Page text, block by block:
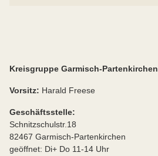
Kreisgruppe Garmisch-Partenkirchen
Vorsitz: Harald Freese
Geschäftsstelle:
Schnitzschulstr.18
82467 Garmisch-Partenkirchen
geöffnet: Di+ Do 11-14 Uhr